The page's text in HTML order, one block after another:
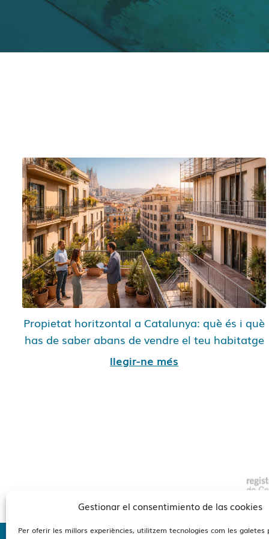
Gestionar el consentimiento de las cookies
Per oferir les millors experiències, utilitzem tecnologies com les galetes
Propietat horitzontal a Catalunya: què és i què
has de saber abans de vendre el teu habitatge
llegir-ne més